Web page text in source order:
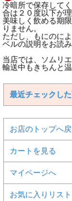
冷暗所で保存して
合は２０度以下が理
美味しく飲める期
りません。
ただし、もにのに
ベルの説明をお読み
当店では、ソムリ
輸送中もきちんと
最近チェックし
お店のトップへ
カートを見る
マイページへ
お気に入りリス